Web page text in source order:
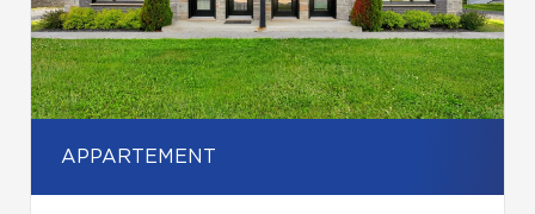
APPARTEMENT